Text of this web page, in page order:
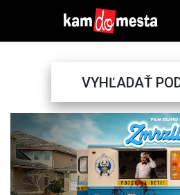
VYHĽADAŤ
Previous